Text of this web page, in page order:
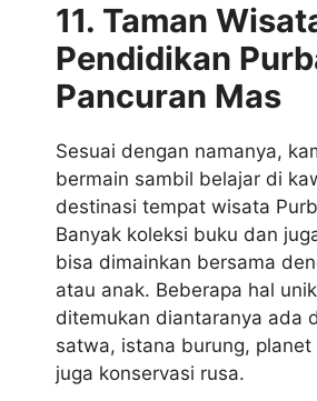
11. Taman
Pendidikan
Pancuran Mas
Sesuai dengan namanya,
bermain sambil belajar di
destinasi tempat wisata
Banyak koleksi buku dan
bisa dimainkan bersama
atau anak. Beberapa hal
ditemukan diantaranya ada
satwa, istana burung, planet
juga konservasi rusa.